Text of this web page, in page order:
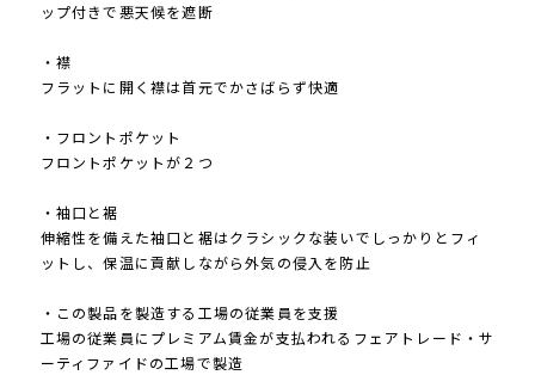
ップ付きで悪天候を遮断
・襟
フラットに開く襟は首元でかさばらず快適
・フロントポケット
フロントポケットが２つ
・袖口と裾
伸縮性を備えた袖口と裾はクラシックな装いでしっかりとフィ
ットし、保温に貢献しながら外気の侵入を防止
・この製品を製造する工場の従業員を支援
工場の従業員にプレミアム賃金が支払われるフェアトレード・サ
ーティファイドの工場で製造